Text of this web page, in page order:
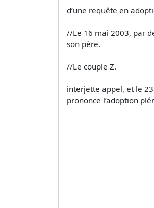
d’une requête en
//Le 16 mai 2003, par
son père.
//Le couple Z.
interjette appel, et le
prononce l’adoption